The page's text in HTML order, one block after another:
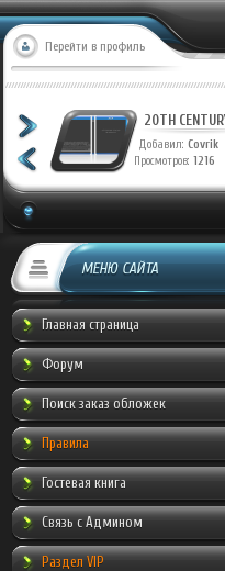
Перейти в профиль
20TH CENTURY ST...
Добавил:
Covrik
Просмотров:1264
МЕНЮ САЙТА
Главная страница
Форум
Поиск заказ обложек
Правила
Гостевая книга
Связь с Админом
Раздел VIP